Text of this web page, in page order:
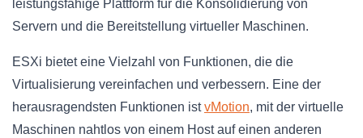
leistungsfähige Plattform für die Konsolidierung von
Servern und die Bereitstellung virtueller Maschinen.
ESXi bietet eine Vielzahl von Funktionen, die die
Virtualisierung vereinfachen und verbessern. Eine der
herausragendsten Funktionen istvMotion, mit der virtuelle
Maschinen nahtlos von einem Host auf einen anderen